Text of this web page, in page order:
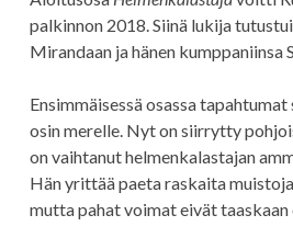
palkinnon 2018. Siinä lukija
Mirandaan ja hänen kumppaniinsa
Ensimmäisessä osassa
osin merelle. Nyt on siirrytty
on vaihtanut helmenkalastajan
Hän yrittää paeta raskaita
mutta pahat voimat eivät taaskaan